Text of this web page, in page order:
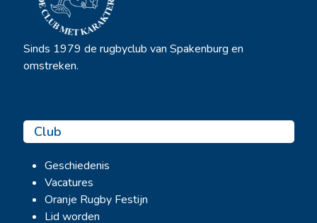
Sinds 1979 de rugbyclub van Spakenburg en
omstreken.
Club
Geschiedenis
Vacatures
Oranje Rugby Festijn
Lid worden